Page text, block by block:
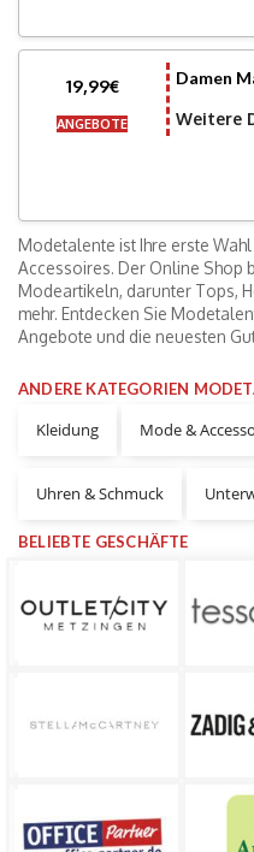
19,99€
ANGEBOTE
Damen
Weitere
Modetalente ist Ihre erste
Accessoires. Der Online Shop
Modeartikeln, darunter Tops,
mehr. Entdecken Sie
Angebote und die neuesten
ANDERE KATEGORIEN
Kleidung Mode &
Uhren & Schmuck
BELIEBTE GESCHÄFTE